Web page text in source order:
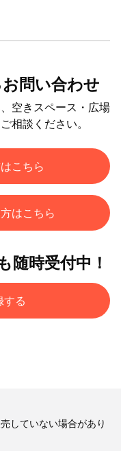
問い合わせ
空きスペース・広場
相談ください。
こちら
はこちら
随時受付中！
する
していない場合があり